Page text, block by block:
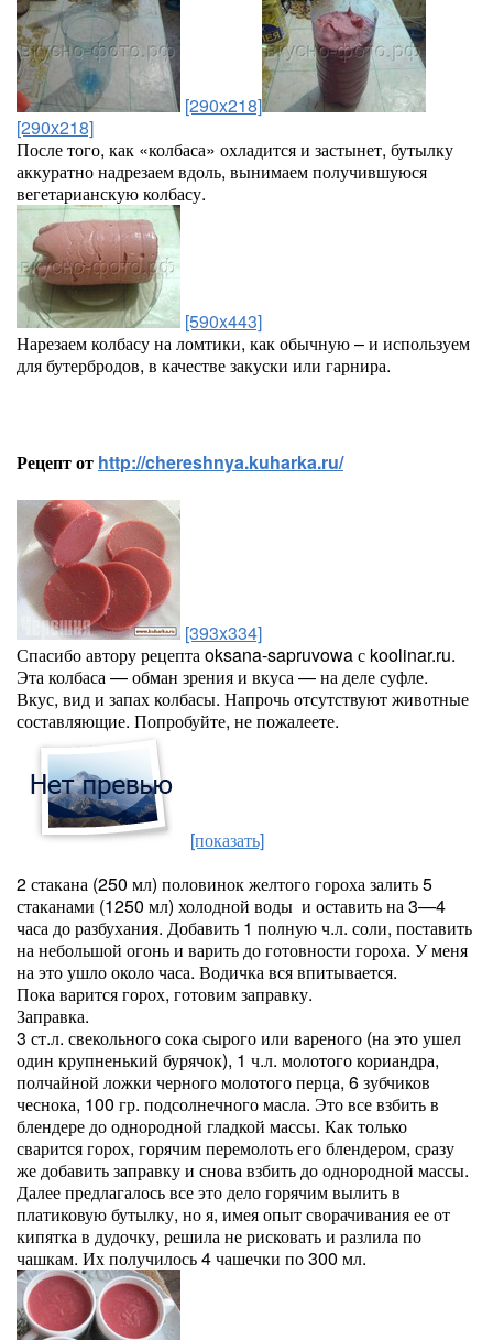
[290x218]
[290x218]
После того, как «колбаса» охладится и застынет, бутылку
аккуратно надрезаем вдоль, вынимаем получившуюся
вегетарианскую колбасу.
[590x443]
Нарезаем колбасу на ломтики, как обычную – и используем
для бутербродов, в качестве закуски или гарнира.
Рецепт от http://chereshnya.kuharka.ru/
[393x334]
Спасибо автору рецепта oksana-sapruvowa с koolinar.ru.
Эта колбаса — обман зрения и вкуса — на деле суфле.
Вкус, вид и запах колбасы. Напрочь отсутствуют животные
составляющие. Попробуйте, не пожалеете.
[показать]
2 стакана (250 мл) половинок желтого гороха залить 5
стаканами (1250 мл) холодной воды и оставить на 3—4
часа до разбухания. Добавить 1 полную ч.л. соли, поставить
на небольшой огонь и варить до готовности гороха. У меня
на это ушло около часа. Водичка вся впитывается.
Пока варится горох, готовим заправку.
Заправка.
3 ст.л. свекольного сока сырого или вареного (на это ушел
один крупненький бурячок), 1 ч.л. молотого кориандра,
полчайной ложки черного молотого перца, 6 зубчиков
чеснока, 100 гр. подсолнечного масла. Это все взбить в
блендере до однородной гладкой массы. Как только
сварится горох, горячим перемолоть его блендером, сразу
же добавить заправку и снова взбить до однородной массы.
Далее предлагалось все это дело горячим вылить в
платиковую бутылку, но я, имея опыт сворачивания ее от
кипятка в дудочку, решила не рисковать и разлила по
чашкам. Их получилось 4 чашечки по 300 мл.